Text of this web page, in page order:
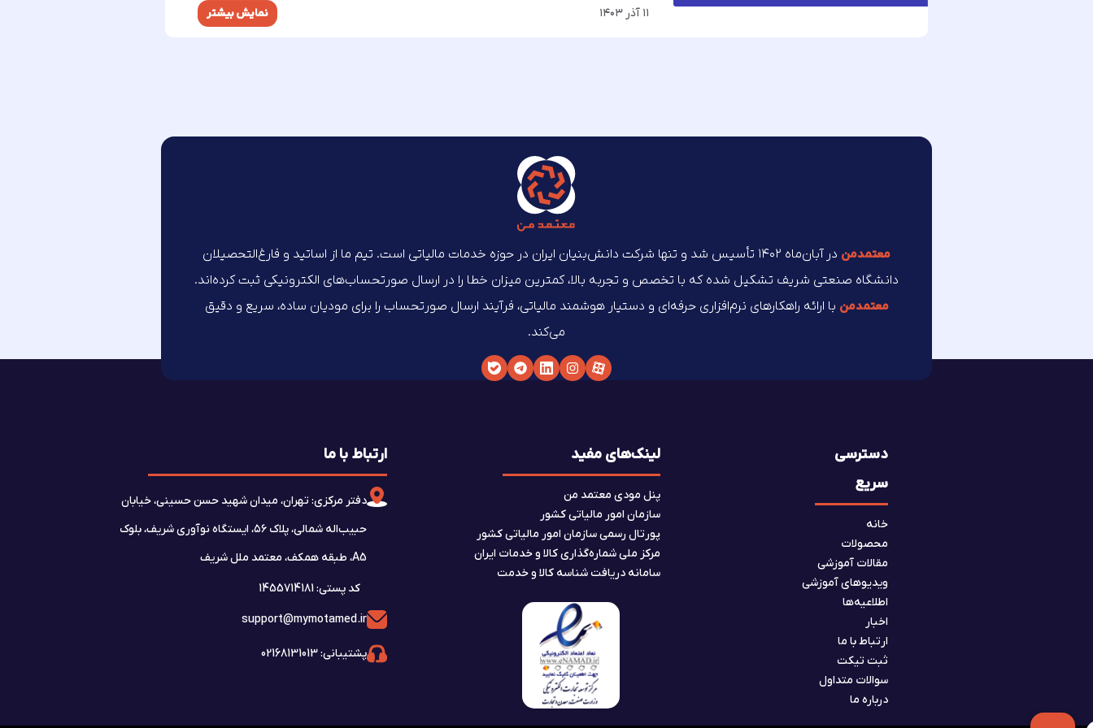
۱۱ آذر ۱۴۰۳ نمایش بیشتر
معتمد‌من
در آبان‌ماه ۱۴۰۲ تأسیس شد و تنها شرکت دانش‌بنیان ایران در حوزه خدمات مالیاتی است. تیم ما از اساتید و فارغ‌التحصیلان
دانشگاه صنعتی شریف تشکیل شده که با تخصص و تجربه بالا، کمترین میزان خطا را در ارسال صورتحساب‌های الکترونیکی ثبت کرده‌اند.
معتمد‌من با ارائه راهکارهای نرم‌افزاری حرفه‌ای و دستیار هوشمند مالیاتی، فرآیند ارسال صورتحساب را برای مودیان ساده، سریع و دقیق
می‌کند.
ارتباط با ما
دفتر مرکزی: تهران، میدان شهید حسن حسینی، خیابان
حبیب‌اله شمالی، پلاک ۵۶، ایستگاه نوآوری شریف، بلوک
A5، طبقه همکف، معتمد ملل شریف
کد پستی: 1455714181
support@mymotamed.ir
پشتیبانی: 02168131013
لینک‌های مفید
پنل مودی معتمد من
سازمان امور مالیاتی کشور
پورتال رسمی سازمان امور مالیاتی کشور
مرکز ملی شماره‌گذاری کالا و خدمات ایران
سامانه دریافت شناسه کالا و خدمت
دسترسی
سریع
خانه
محصولات
مقالات آموزشی
ویدیوهای آموزشی
اطلاعیه‌ها
اخبار
ارتباط با ما
ثبت تیکت
سوالات متداول
درباره ما